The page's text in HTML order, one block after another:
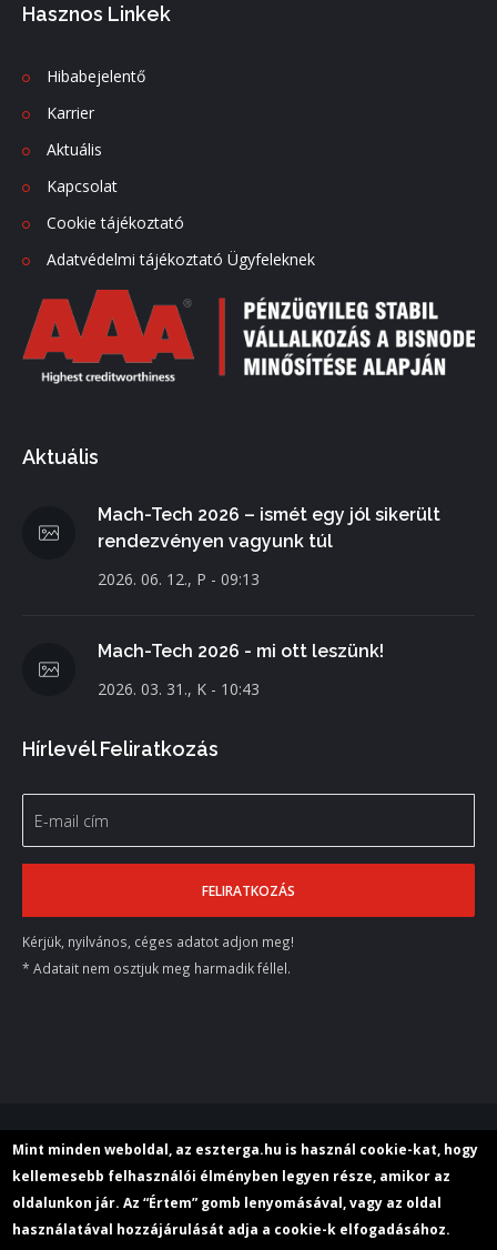
Hasznos Linkek
Hibabejelentő
Karrier
Aktuális
Kapcsolat
Cookie tájékoztató
Adatvédelmi tájékoztató Ügyfeleknek
Aktuális
Mach-Tech 2026 – ismét egy jól sikerült
rendezvényen vagyunk túl
2026. 06. 12., P - 09:13
Mach-Tech 2026 - mi ott leszünk!
2026. 03. 31., K - 10:43
Hírlevél Feliratkozás
Kérjük, nyilvános, céges adatot adjon meg!
* Adatait nem osztjuk meg harmadik féllel.
© 2018 M+E Szerszámgép Kereskedelmi Kft.
Rólunk Aktuális Adatvédelem
Mint minden weboldal, az eszterga.hu is használ cookie-kat, hogy
kellemesebb felhasználói élményben legyen része, amikor az
oldalunkon jár. Az “Értem” gomb lenyomásával, vagy az oldal
használatával hozzájárulását adja a cookie-k elfogadásához.